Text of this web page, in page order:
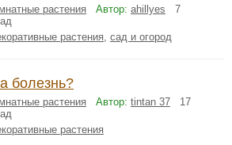
растения Автор: ahillyes 7
растения, сад и огород
болезнь?
растения Автор: tintan 37 17
растения